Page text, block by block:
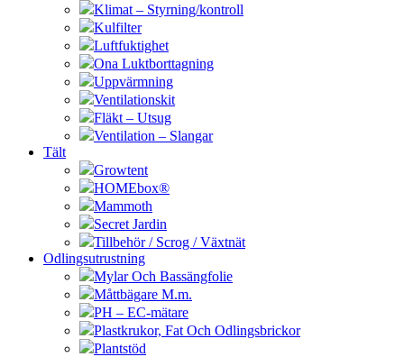
Klimat – Styrning/kontroll
Kulfilter
Luftfuktighet
Ona Luktborttagning
Uppvärmning
Ventilationskit
Fläkt – Utsug
Ventilation – Slangar
Tält
Growtent
HOMEbox®
Mammoth
Secret Jardin
Tillbehör / Scrog / Växtnät
Odlingsutrustning
Mylar Och Bassängfolie
Måttbägare M.m.
PH – EC-mätare
Plastkrukor, Fat Och Odlingsbrickor
Plantstöd